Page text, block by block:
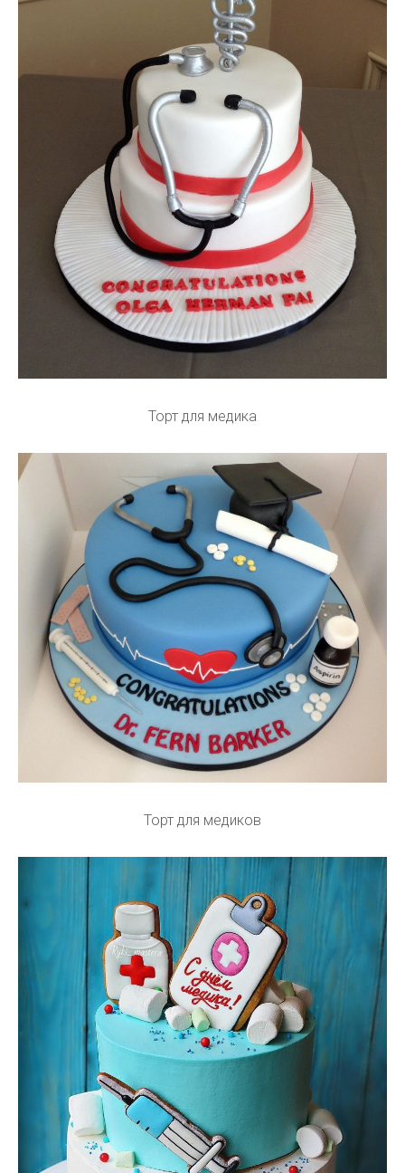
Торт для медика
Торт для медиков